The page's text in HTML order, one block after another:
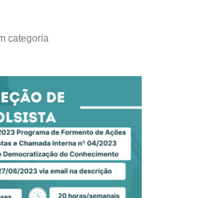
categoria